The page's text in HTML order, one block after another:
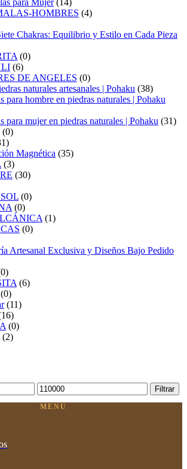
para Mujer (14)
HOMBRES (4)
Chakras: Equilibrio y Estilo en Cada Pieza
(0)
(6)
DE ANGELES (0)
naturales artesanales | Pohaku (38)
para hombre en piedras naturales | Pohaku
para mujer en piedras naturales | Pohaku (31)
(0)
Magnética (35)
(3)
(30)
(0)
(0)
(1)
(0)
Artesanal Exclusiva y Diseños Bajo Pedido
(6)
(0)
(11)
(0)
(2)
Precio
máximo
Filtrar
MENU